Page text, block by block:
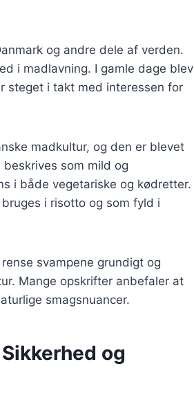
og andre dele af verden.
i madlavning. I gamle dage blev
steget i takt med interessen for
madkultur, og den er blevet
som mild og
i både vegetariske og kødretter.
i risotto og som fyld i
svampene grundigt og
Mange opskrifter anbefaler at
smagsnuancer.
og